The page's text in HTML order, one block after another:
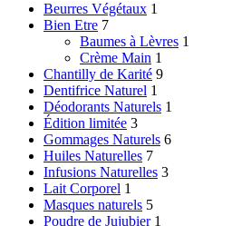
Beurres Végétaux 1
Bien Etre 7
Baumes à Lèvres 1
Crème Main 1
Chantilly de Karité 9
Dentifrice Naturel 1
Déodorants Naturels 1
Édition limitée 3
Gommages Naturels 6
Huiles Naturelles 7
Infusions Naturelles 3
Lait Corporel 1
Masques naturels 5
Poudre de Jujubier 1